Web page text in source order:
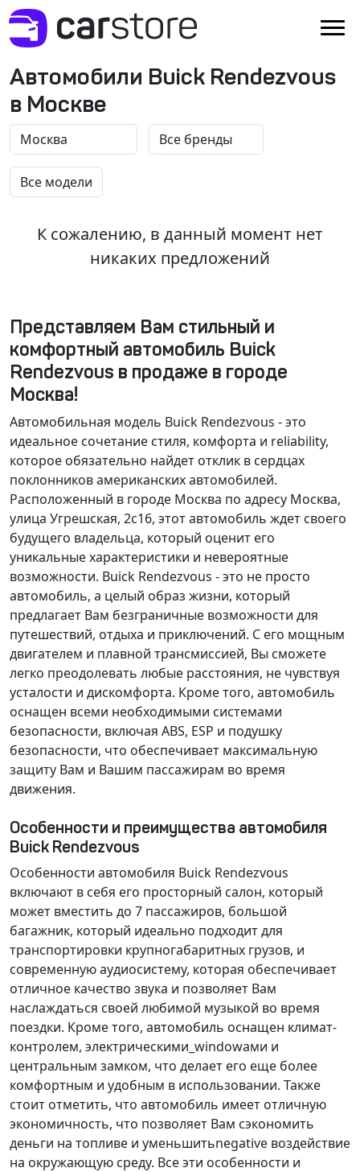
Автомобили Buick Rendezvous
в Москве
К сожалению, в данный момент нет
никаких предложений
Представляем Вам стильный и
комфортный автомобиль Buick
Rendezvous в продаже в городе
Москва!
Автомобильная модель Buick Rendezvous - это
идеальное сочетание стиля, комфорта и reliability,
которое обязательно найдет отклик в сердцах
поклонников американских автомобилей.
Расположенный в городе Москва по адресу Москва,
улица Угрешская, 2с16, этот автомобиль ждет своего
будущего владельца, который оценит его
уникальные характеристики и невероятные
возможности. Buick Rendezvous - это не просто
автомобиль, а целый образ жизни, который
предлагает Вам безграничные возможности для
путешествий, отдыха и приключений. С его мощным
двигателем и плавной трансмиссией, Вы сможете
легко преодолевать любые расстояния, не чувствуя
усталости и дискомфорта. Кроме того, автомобиль
оснащен всеми необходимыми системами
безопасности, включая ABS, ESP и подушку
безопасности, что обеспечивает максимальную
защиту Вам и Вашим пассажирам во время
движения.
Особенности и преимущества автомобиля
Buick Rendezvous
Особенности автомобиля Buick Rendezvous
включают в себя его просторный салон, который
может вместить до 7 пассажиров, большой
багажник, который идеально подходит для
транспортировки крупногабаритных грузов, и
современную аудиосистему, которая обеспечивает
отличное качество звука и позволяет Вам
наслаждаться своей любимой музыкой во время
поездки. Кроме того, автомобиль оснащен климат-
контролем, электрическими_windowами и
центральным замком, что делает его еще более
комфортным и удобным в использовании. Также
стоит отметить, что автомобиль имеет отличную
экономичность, что позволяет Вам сэкономить
деньги на топливе и уменьшитьnegative воздействие
на окружающую среду. Все эти особенности и